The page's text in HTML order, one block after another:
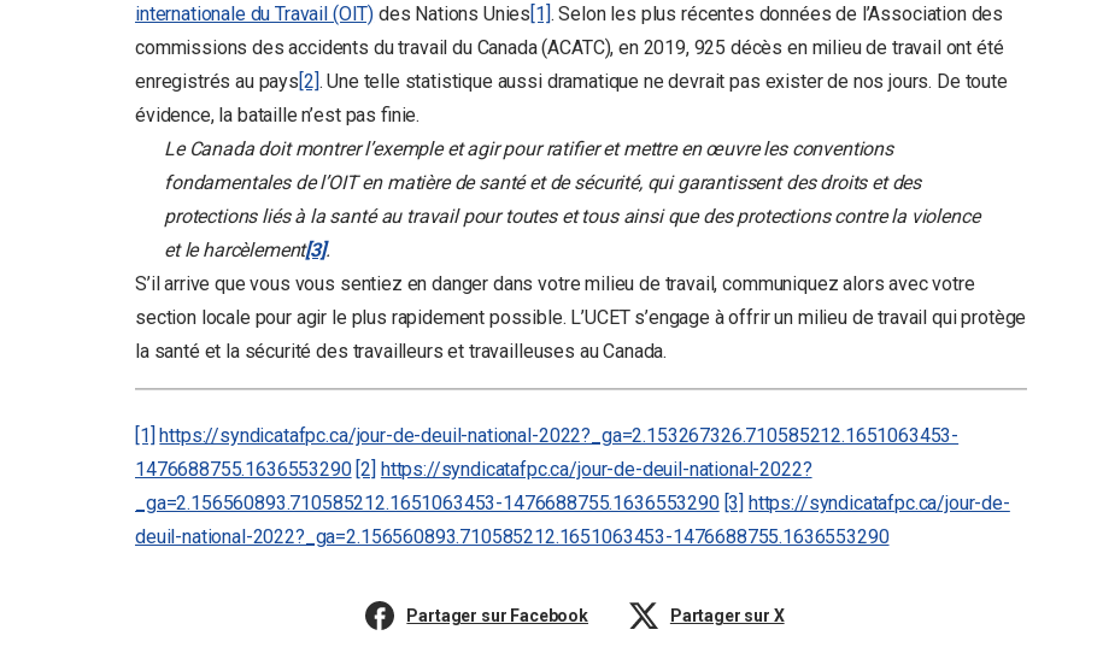
internationale du Travail (OIT) des Nations Unies[1]. Selon les plus récentes données de l’Association des
commissions des accidents du travail du Canada (ACATC), en 2019, 925 décès en milieu de travail ont été
enregistrés au pays[2]. Une telle statistique aussi dramatique ne devrait pas exister de nos jours. De toute
évidence, la bataille n’est pas finie.
Le Canada doit montrer l’exemple et agir pour ratifier et mettre en œuvre les conventions
fondamentales de l’OIT en matière de santé et de sécurité, qui garantissent des droits et des
protections liés à la santé au travail pour toutes et tous ainsi que des protections contre la violence
et le harcèlement[3].
S’il arrive que vous vous sentiez en danger dans votre milieu de travail, communiquez alors avec votre
section locale pour agir le plus rapidement possible. L’UCET s’engage à offrir un milieu de travail qui protège
la santé et la sécurité des travailleurs et travailleuses au Canada.
[1] https://syndicatafpc.ca/jour-de-deuil-national-2022?_ga=2.153267326.710585212.1651063453-
1476688755.1636553290 [2] https://syndicatafpc.ca/jour-de-deuil-national-2022?
_ga=2.156560893.710585212.1651063453-1476688755.1636553290 [3] https://syndicatafpc.ca/jour-de-
deuil-national-2022?_ga=2.156560893.710585212.1651063453-1476688755.1636553290
Partager sur Facebook Partager sur X